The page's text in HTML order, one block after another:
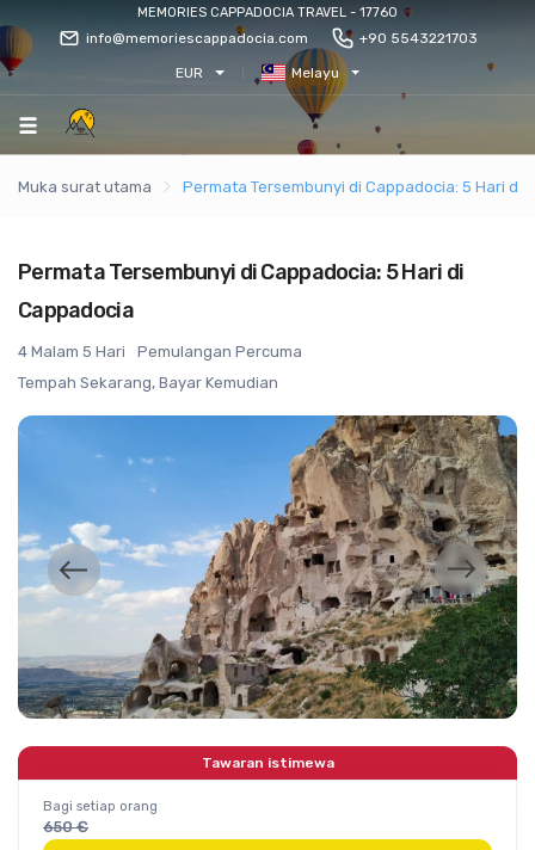
MEMORIES CAPPADOCIA TRAVEL - 17760
info@memoriescappadocia.com +90 5543221703
EUR Melayu
Muka surat utama Permata Tersembunyi di Cappadocia: 5 Hari di
Permata Tersembunyi di Cappadocia: 5 Hari di
Cappadocia
4 Malam 5 Hari
Pemulangan Percuma
Tempah Sekarang, Bayar Kemudian
Tawaran istimewa
Bagi setiap orang
650 €